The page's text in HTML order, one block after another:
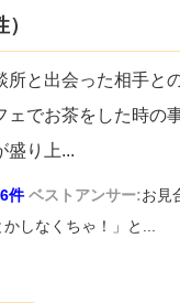
所と出会った相手と
ェでお茶をした時の
盛り上...
件 ベストアンサー:お見
しなくちゃ！」と...